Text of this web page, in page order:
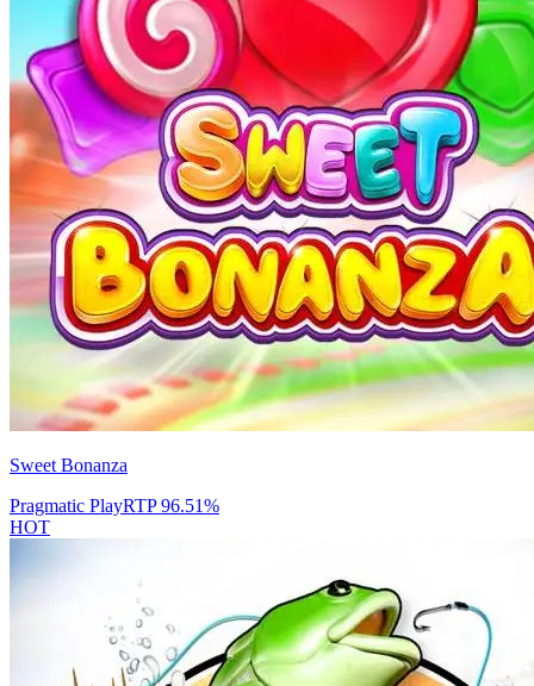
Sweet Bonanza
Pragmatic PlayRTP96.51%
HOT